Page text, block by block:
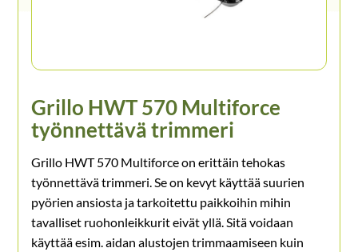
Grillo HWT 570 Multiforce
työnnettävä trimmeri
Grillo HWT 570 Multiforce on erittäin tehokas
työnnettävä trimmeri. Se on kevyt käyttää suurien
pyörien ansiosta ja tarkoitettu paikkoihin mihin
tavalliset ruohonleikkurit eivät yllä. Sitä voidaan
käyttää esim. aidan alustojen trimmaamiseen kuin